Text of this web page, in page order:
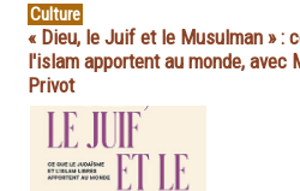
Culture
« Dieu, le Juif et le Musulman » :
l'islam apportent au monde, avec
Privot